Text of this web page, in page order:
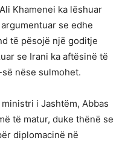
Khamenei ka lëshuar
se edhe
të pësojë një goditje
se Irani ka aftësinë të
nëse sulmohet.
i Jashtëm, Abbas
të matur, duke thënë se
diplomacinë në